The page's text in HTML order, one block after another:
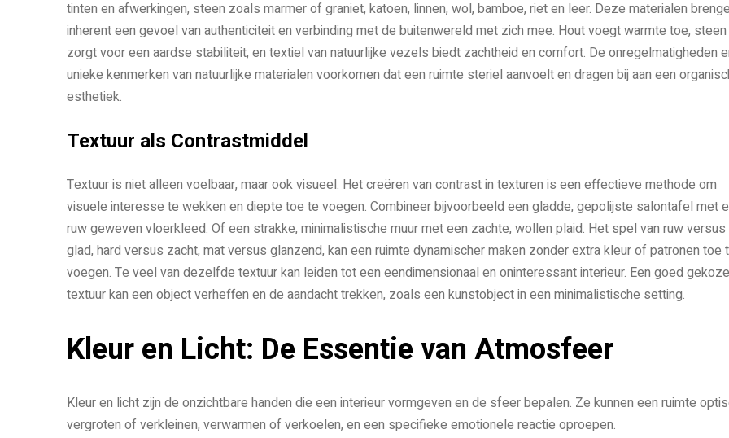
tinten en afwerkingen, steen zoals marmer of graniet, katoen, linnen, wol, bamboe, riet en leer. Deze materialen
inherent een gevoel van authenticiteit en verbinding met de buitenwereld met zich mee. Hout voegt warmte toe, steen
zorgt voor een aardse stabiliteit, en textiel van natuurlijke vezels biedt zachtheid en comfort. De onregelmatigheden
unieke kenmerken van natuurlijke materialen voorkomen dat een ruimte steriel aanvoelt en dragen bij aan een
esthetiek.
Textuur als Contrastmiddel
Textuur is niet alleen voelbaar, maar ook visueel. Het creëren van contrast in texturen is een effectieve methode om
visuele interesse te wekken en diepte toe te voegen. Combineer bijvoorbeeld een gladde, gepolijste salontafel met
ruw geweven vloerkleed. Of een strakke, minimalistische muur met een zachte, wollen plaid. Het spel van ruw versus
glad, hard versus zacht, mat versus glanzend, kan een ruimte dynamischer maken zonder extra kleur of patronen toe
voegen. Te veel van dezelfde textuur kan leiden tot een eendimensionaal en oninteressant interieur. Een goed
textuur kan een object verheffen en de aandacht trekken, zoals een kunstobject in een minimalistische setting.
Kleur en Licht: De Essentie van Atmosfeer
Kleur en licht zijn de onzichtbare handen die een interieur vormgeven en de sfeer bepalen. Ze kunnen een ruimte
vergroten of verkleinen, verwarmen of verkoelen, en een specifieke emotionele reactie oproepen.